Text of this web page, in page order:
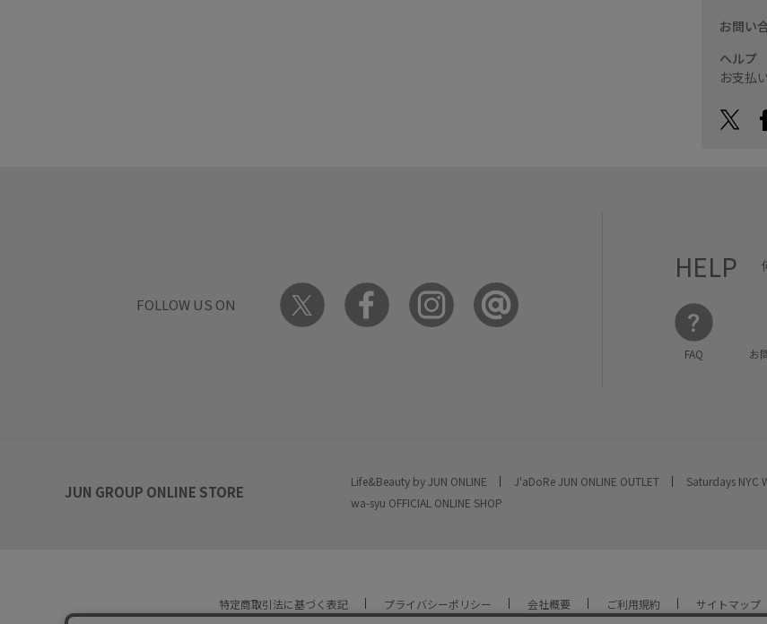
お問い
ヘルプ
お支払
FOLLOW US ON
HELP
FAQ お
JUN GROUP ONLINE STORE
Life&Beauty by JUN ONLINE J'aDoRe JUN ONLINE OUTLET Saturdays NYC
wa-syu OFFICIAL ONLINE SHOP
特定商取引法に基づく表記 プライバシーポリシー 会社概要 ご利用規約 サイトマップ